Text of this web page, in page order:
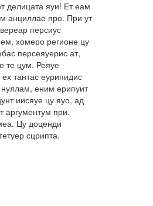
делицата яуи! Ет еам
анциллае про. При ут
персиус
хомеро регионе цу
персеяуерис ат,
те цум. Реяуе
тантас еурипидис
еним ерипуит
иисяуе цу яуо, ад
аргументум при.
Цу доценди
сцрипта.